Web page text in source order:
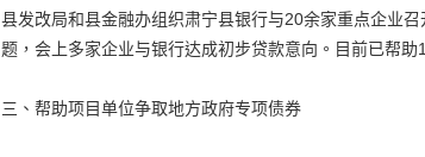
县发改局和县金融办组织肃宁县银行与20余家重点企业
题，会上多家企业与银行达成初步贷款意向。目前已帮
三、帮助项目单位争取地方政府专项债券